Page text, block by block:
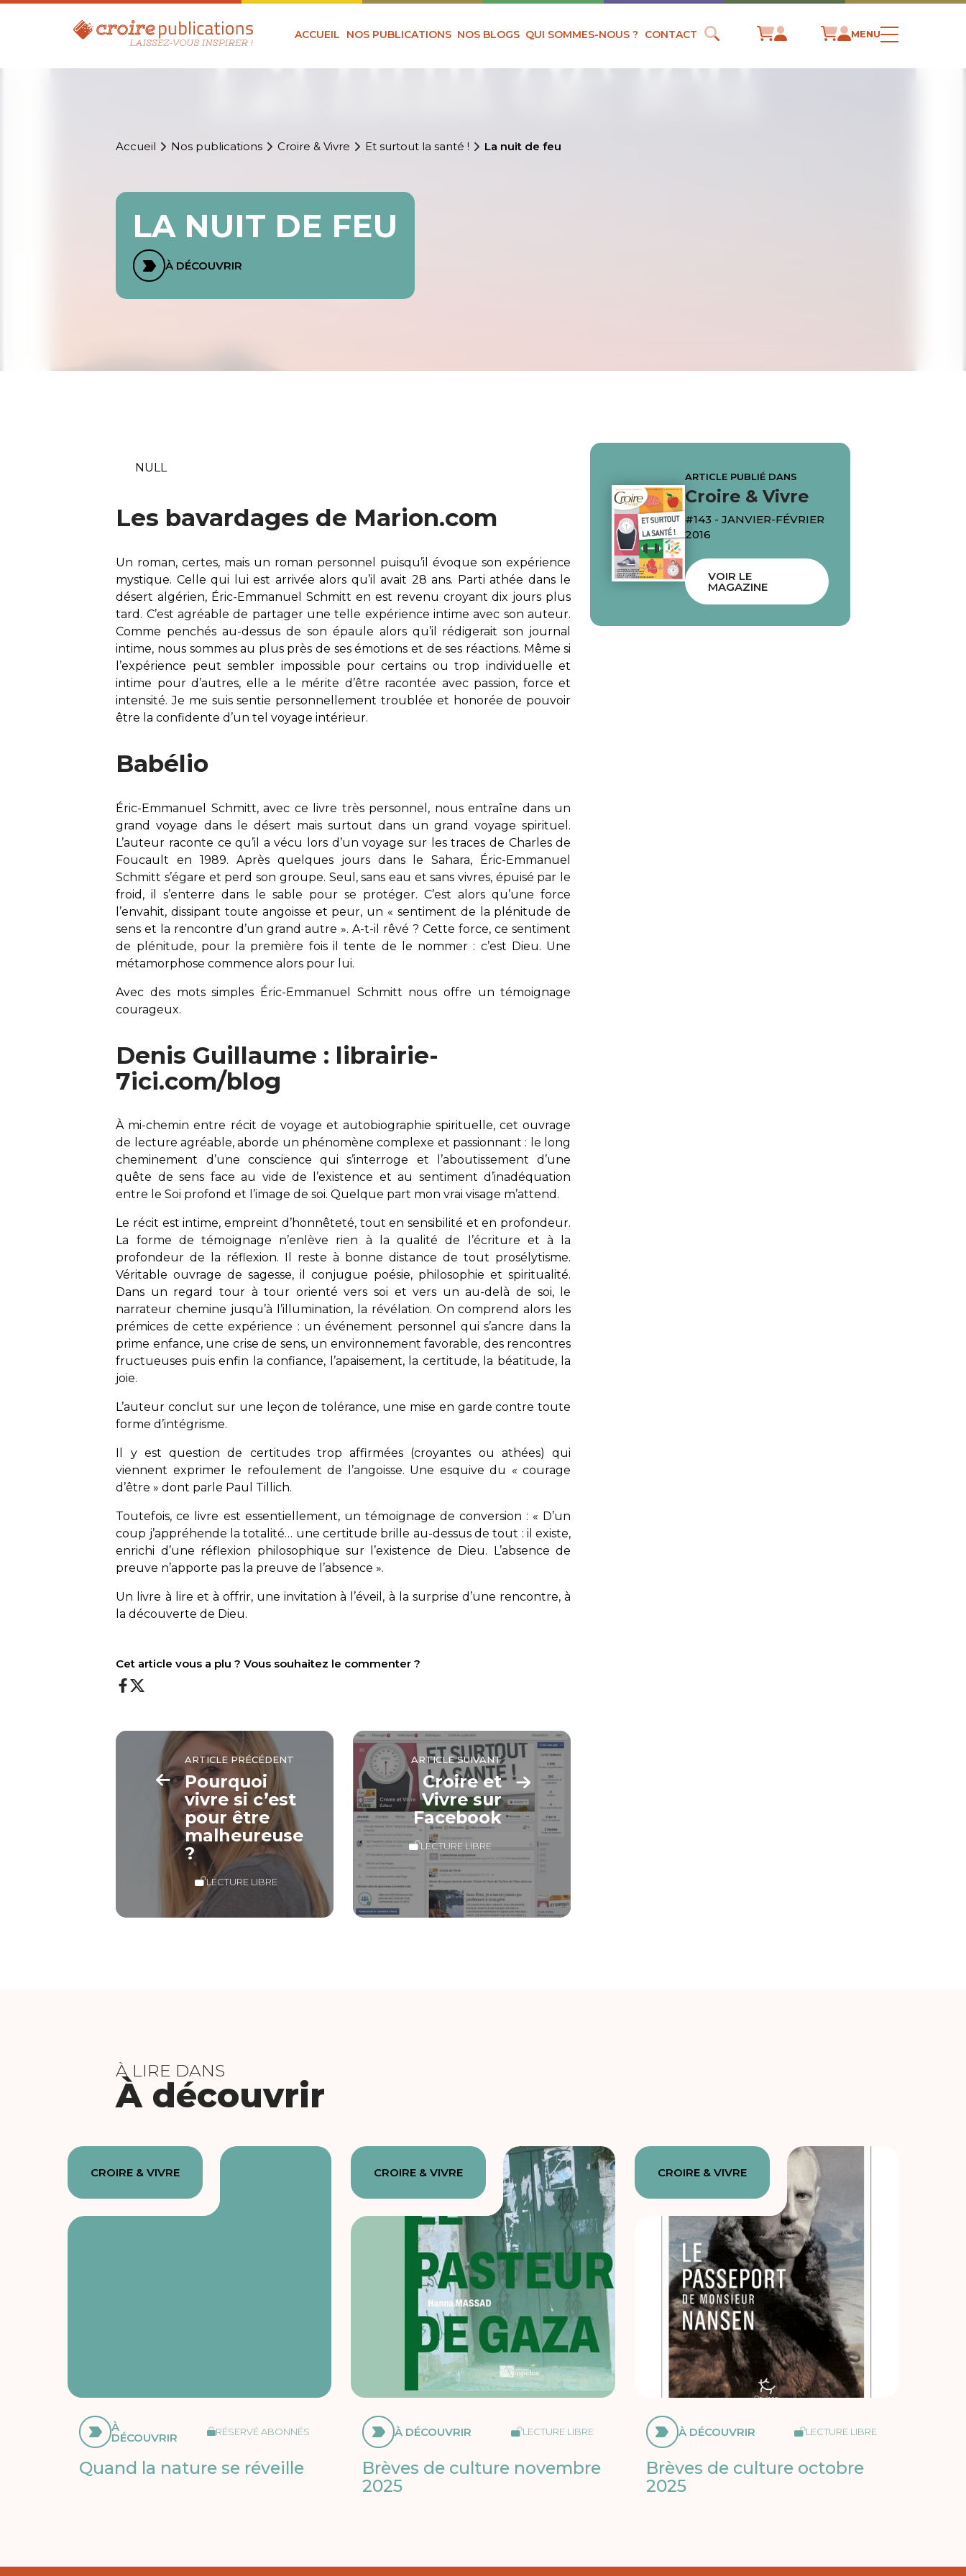
ACCUEIL NOS PUBLICATIONS NOS BLOGS QUI SOMMES-NOUS ? CONTACT MENU
Accueil Nos publications Croire & Vivre Et surtout la santé ! La nuit de feu
LA NUIT DE FEU
À DÉCOUVRIR
NULL
Les bavardages de Marion.com
Un roman, certes, mais un roman personnel puisqu’il évoque son expérience
mystique. Celle qui lui est arrivée alors qu’il avait 28 ans. Parti athée dans le
désert algérien, Éric-Emmanuel Schmitt en est revenu croyant dix jours plus
tard. C’est agréable de partager une telle expérience intime avec son auteur.
Comme penchés au-dessus de son épaule alors qu’il rédigerait son journal
intime, nous sommes au plus près de ses émotions et de ses réactions. Même si
l’expérience peut sembler impossible pour certains ou trop individuelle et
intime pour d’autres, elle a le mérite d’être racontée avec passion, force et
intensité. Je me suis sentie personnellement troublée et honorée de pouvoir
être la confidente d’un tel voyage intérieur.
Babélio
Éric-Emmanuel Schmitt, avec ce livre très personnel, nous entraîne dans un
grand voyage dans le désert mais surtout dans un grand voyage spirituel.
L’auteur raconte ce qu’il a vécu lors d’un voyage sur les traces de Charles de
Foucault en 1989. Après quelques jours dans le Sahara, Éric-Emmanuel
Schmitt s’égare et perd son groupe. Seul, sans eau et sans vivres, épuisé par le
froid, il s’enterre dans le sable pour se protéger. C’est alors qu’une force
l’envahit, dissipant toute angoisse et peur, un « sentiment de la plénitude de
sens et la rencontre d’un grand autre ». A-t-il rêvé ? Cette force, ce sentiment
de plénitude, pour la première fois il tente de le nommer : c’est Dieu. Une
métamorphose commence alors pour lui.
Avec des mots simples Éric-Emmanuel Schmitt nous offre un témoignage
courageux.
Denis Guillaume : librairie-
7ici.com/blog
À mi-chemin entre récit de voyage et autobiographie spirituelle, cet ouvrage
de lecture agréable, aborde un phénomène complexe et passionnant : le long
cheminement d’une conscience qui s’interroge et l’aboutissement d’une
quête de sens face au vide de l’existence et au sentiment d’inadéquation
entre le Soi profond et l’image de soi. Quelque part mon vrai visage m’attend.
Le récit est intime, empreint d’honnêteté, tout en sensibilité et en profondeur.
La forme de témoignage n’enlève rien à la qualité de l’écriture et à la
profondeur de la réflexion. Il reste à bonne distance de tout prosélytisme.
Véritable ouvrage de sagesse, il conjugue poésie, philosophie et spiritualité.
Dans un regard tour à tour orienté vers soi et vers un au-delà de soi, le
narrateur chemine jusqu’à l’illumination, la révélation. On comprend alors les
prémices de cette expérience : un événement personnel qui s’ancre dans la
prime enfance, une crise de sens, un environnement favorable, des rencontres
fructueuses puis enfin la confiance, l’apaisement, la certitude, la béatitude, la
joie.
L’auteur conclut sur une leçon de tolérance, une mise en garde contre toute
forme d’intégrisme.
Il y est question de certitudes trop affirmées (croyantes ou athées) qui
viennent exprimer le refoulement de l’angoisse. Une esquive du « courage
d’être » dont parle Paul Tillich.
Toutefois, ce livre est essentiellement, un témoignage de conversion : « D’un
coup j’appréhende la totalité… une certitude brille au-dessus de tout : il existe,
enrichi d’une réflexion philosophique sur l’existence de Dieu. L’absence de
preuve n’apporte pas la preuve de l’absence ».
Un livre à lire et à offrir, une invitation à l’éveil, à la surprise d’une rencontre, à
la découverte de Dieu.
Cet article vous a plu ? Vous souhaitez le commenter ?
ARTICLE PRÉCÉDENT
Pourquoi
vivre si c’est
pour être
malheureuse
?
LECTURE LIBRE
ARTICLE SUIVANT
Croire et
Vivre sur
Facebook
LECTURE LIBRE
ARTICLE PUBLIÉ DANS
Croire & Vivre
#143 - JANVIER-FÉVRIER
2016
VOIR LE
MAGAZINE
À LIRE DANS
À découvrir
CROIRE & VIVRE
À
DÉCOUVRIR RÉSERVÉ ABONNÉS
Quand la nature se réveille
CROIRE & VIVRE
À DÉCOUVRIR LECTURE LIBRE
Brèves de culture novembre
2025
CROIRE & VIVRE
À DÉCOUVRIR LECTURE LIBRE
Brèves de culture octobre
2025